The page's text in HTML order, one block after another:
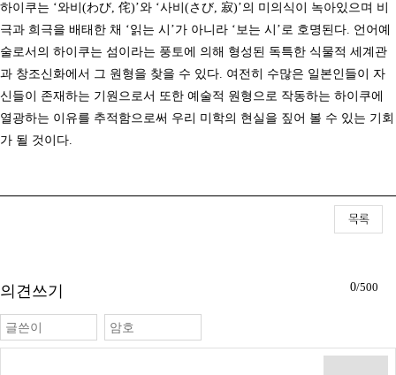
하이쿠는 ‘와비(わび, 侘)’와 ‘사비(さび, 寂)’의 미의식이 녹아있으며 비
극과 희극을 배태한 채 ‘읽는 시’가 아니라 ‘보는 시’로 호명된다. 언어예
술로서의 하이쿠는 섬이라는 풍토에 의해 형성된 독특한 식물적 세계관
과 창조신화에서 그 원형을 찾을 수 있다. 여전히 수많은 일본인들이 자
신들이 존재하는 기원으로서 또한 예술적 원형으로 작동하는 하이쿠에
열광하는 이유를 추적함으로써 우리 미학의 현실을 짚어 볼 수 있는 기회
가 될 것이다.
의견쓰기 0/500